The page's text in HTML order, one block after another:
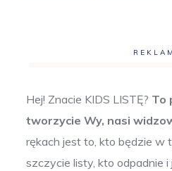
Hej! Znacie KIDS LISTĘ? To
tworzycie Wy, nasi
rękach jest to, kto będzie w
szczycie listy, kto odpadnie